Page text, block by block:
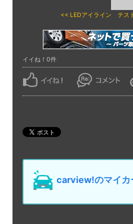
<< LEDアイライン テス
イイね！0件
carview!のマイカ